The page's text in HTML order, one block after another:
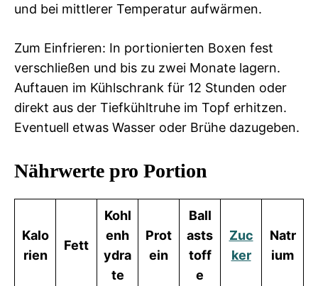
und bei mittlerer Temperatur aufwärmen.
Zum Einfrieren: In portionierten Boxen fest
verschließen und bis zu zwei Monate lagern.
Auftauen im Kühlschrank für 12 Stunden oder
direkt aus der Tiefkühltruhe im Topf erhitzen.
Eventuell etwas Wasser oder Brühe dazugeben.
Nährwerte pro Portion
Kalo
rien
Fett
Kohl
enh
ydra
te
Prot
ein
Ball
asts
toff
e
Zuc
ker
Natr
ium